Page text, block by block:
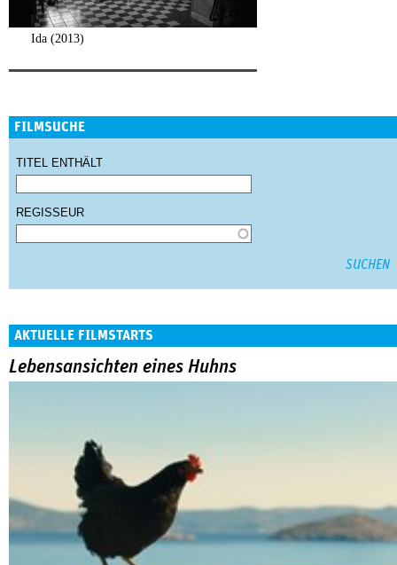
Ida (2013)
FILMSUCHE
TITEL ENTHÄLT
REGISSEUR
AKTUELLE FILMSTARTS
Lebensansichten eines Huhns